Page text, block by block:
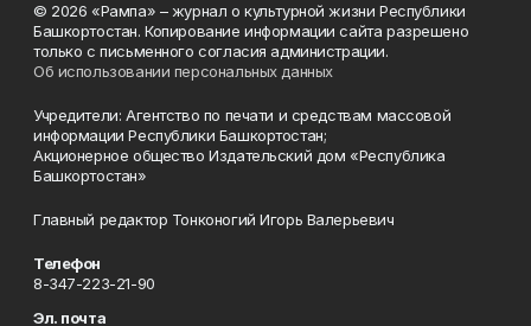
© 2026 «Рампа» – журнал о культурной жизни Республики
Башкортостан. Копирование информации сайта разрешено
только с письменного согласия администрации.
Об использовании персональных данных
Учредители: Агентство по печати и средствам массовой
информации Республики Башкортостан;
Акционерное общество Издательский дом «Республика
Башкортостан»
Главный редактор Тонконогий Игорь Валерьевич
Телефон
8-347-223-21-90
Эл. почта